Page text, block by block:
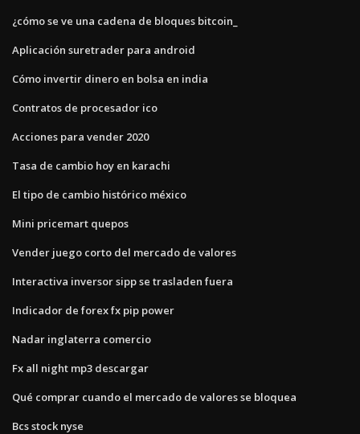
¿cómo se ve una cadena de bloques bitcoin_
Aplicación suretrader para android
Cómo invertir dinero en bolsa en india
Contratos de procesador ico
Acciones para vender 2020
Tasa de cambio hoy en karachi
El tipo de cambio histórico méxico
Mini pricemart quepos
Vender juego corto del mercado de valores
Interactiva inversor sipp se trasladen fuera
Indicador de forex fx pip power
Nadar inglaterra comercio
Fx all night mp3 descargar
Qué comprar cuando el mercado de valores se bloquea
Bcs stock nyse